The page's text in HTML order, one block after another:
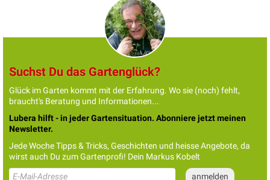
Suchst Du das Gartenglück?
Glück im Garten kommt mit der Erfahrung. Wo sie (noch) fehlt,
braucht's Beratung und Informationen...
Lubera hilft - in jeder Gartensituation. Abonniere jetzt meinen
Newsletter.
Jede Woche Tipps & Tricks, Geschichten und heisse Angebote, da
wirst auch Du zum Gartenprofi! Dein Markus Kobelt